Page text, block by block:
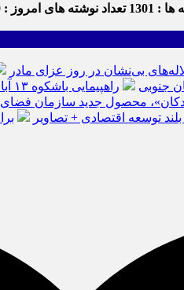
: 1301 تعداد نوشته های امروز : 0
بی‌نشان در روز عزای مادر
راهپیمایی باشکوه ۱۳ آبان در بیرجند؛ «متحد و استوار مقابل استکبار» + تصاویر
محصول جدید سازمان فضای
توسعه اقتصادی + تصاویر